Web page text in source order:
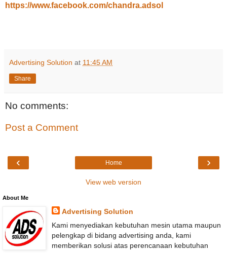
https://www.facebook.com/chandra.adsol
Advertising Solution at 11:45 AM
Share
No comments:
Post a Comment
‹ ›
Home
View web version
About Me
Advertising Solution
Kami menyediakan kebutuhan mesin utama maupun
pelengkap di bidang advertising anda, kami
memberikan solusi atas perencanaan kebutuhan